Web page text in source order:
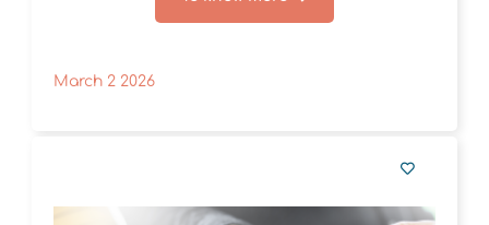
March 2 2026